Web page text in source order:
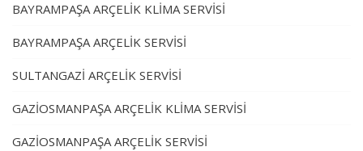
BAYRAMPAŞA ARÇELİK KLİMA SERVİSİ
BAYRAMPAŞA ARÇELİK SERVİSİ
SULTANGAZİ ARÇELİK SERVİSİ
GAZİOSMANPAŞA ARÇELİK KLİMA SERVİSİ
GAZİOSMANPAŞA ARÇELİK SERVİSİ